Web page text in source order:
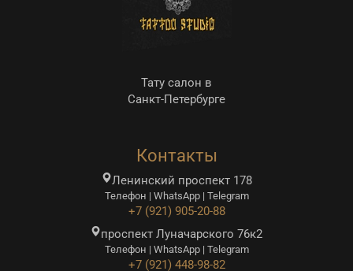
Тату салон в
Санкт-Петербурге
Контакты
Ленинский проспект 178
Телефон | WhatsApp | Telegram
+7 (921) 905-20-88
проспект Луначарского 76к2
Телефон | WhatsApp | Telegram
+7 (921) 448-98-82